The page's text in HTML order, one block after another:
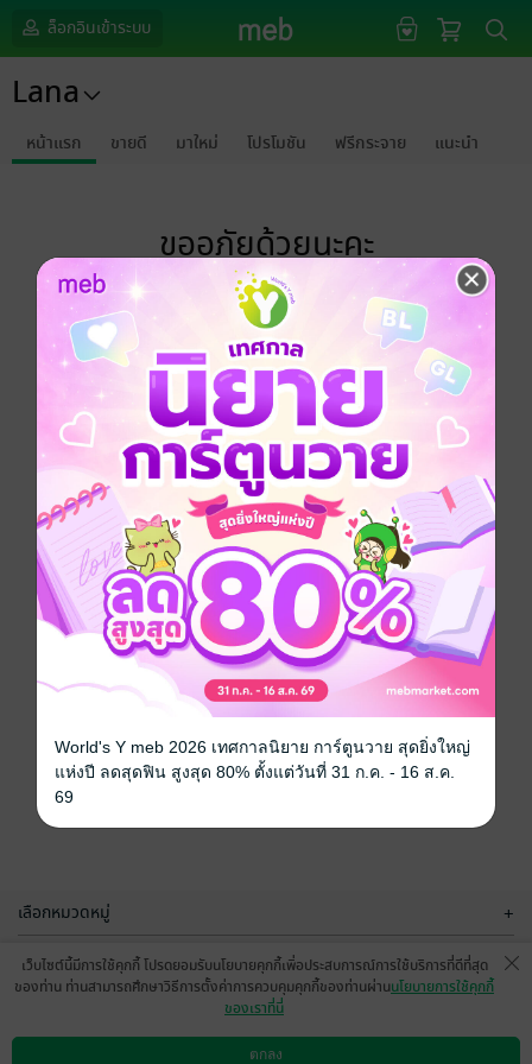
ล็อกอินเข้าระบบ
Lana
หน้าแรก ขายดี มาใหม่ โปรโมชัน ฟรีกระจาย แนะนำ
ขออภัยด้วยนะคะ
ไม่พบข้อมูลในหัวข้อที่คุณกำลังชมค่ะ
เลือกหมวดหมู่ +
บริการช่วยเหลือ +
เว็บไซต์นี้มีการใช้คุกกี้ โปรดยอมรับนโยบายคุกกี้เพื่อประสบการณ์การใช้บริการที่ดีที่สุด
ของท่าน ท่านสามารถศึกษาวิธีการตั้งค่าการควบคุมคุกกี้ของท่านผ่านนโยบายการใช้คุกกี้
ของเราที่นี่
ตกลง
World's Y meb 2026 เทศกาลนิยาย การ์ตูนวาย สุดยิ่งใหญ่
แห่งปี ลดสุดฟิน สูงสุด 80% ตั้งแต่วันที่ 31 ก.ค. - 16 ส.ค.
69